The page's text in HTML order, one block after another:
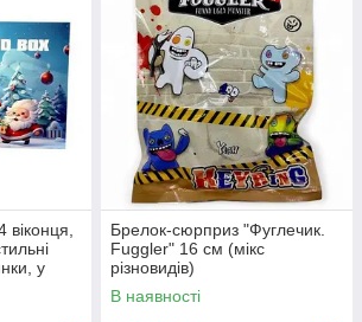
у
Брелок-сюрприз "Фуглечик.
Fuggler" 16 см (мікс
різновидів)
В наявності